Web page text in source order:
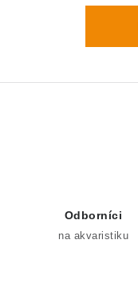
Odborníci
na akvaristiku